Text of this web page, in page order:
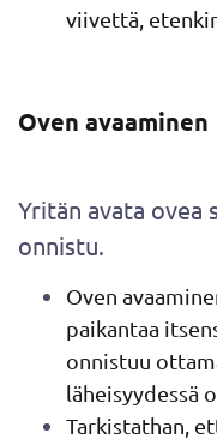
viivettä,
Oven avaaminen
Yritän avata ovea
onnistu.
Oven
paikantaa
onnistuu
läheisyydessä
Tarkistathan,